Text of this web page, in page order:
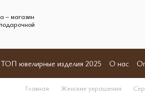
ТОП ювелирные изделия 2025 О нас
Главная Женские украшения